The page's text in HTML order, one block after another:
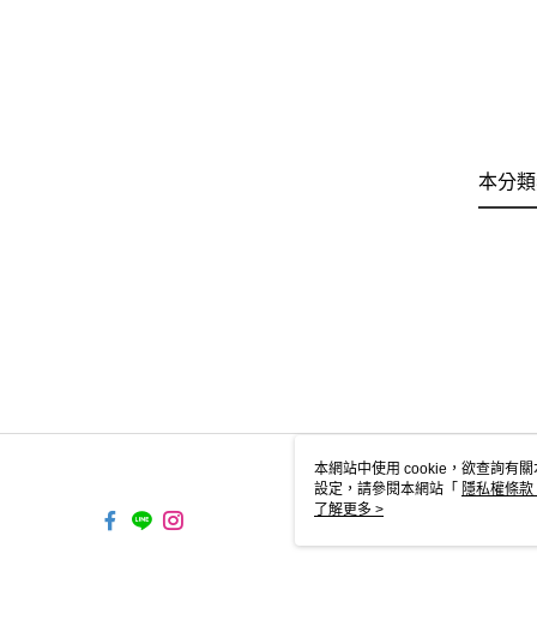
本分
本網站中使用 cookie，欲查詢有
設定，請參閱本網站「 隱私權條款
使用 cookie。
了解更多 >